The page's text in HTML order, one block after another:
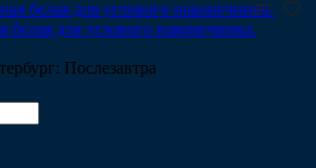
белая для углового наконечника.
Послезавтра